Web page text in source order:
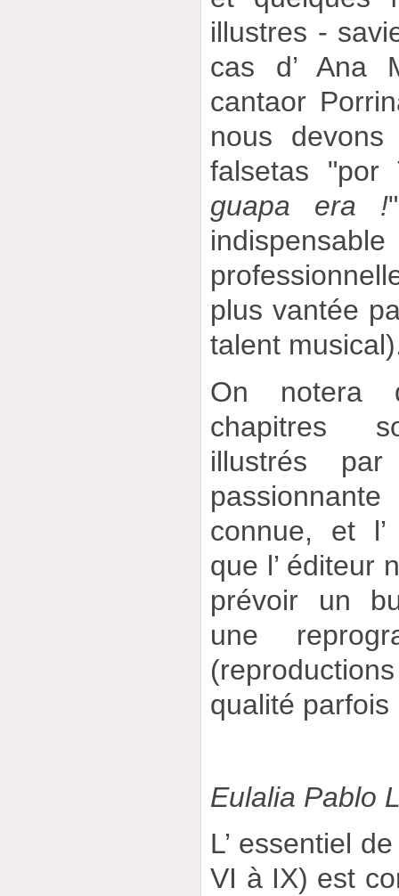
illustres -
cas d’ Ana
cantaor
nous devons
falsetas
guapa era !
plus vantée
talent
On notera
chapitres
illustrés par
connue, et
que l’ éditeur
prévoir un
une
qualité
Eulalia Pablo
L’ essentiel
VI à IX) est